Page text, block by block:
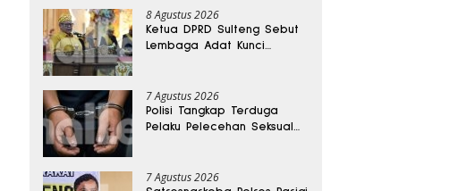
8 Agustus 2026
Ketua DPRD Sulteng Sebut
Lembaga Adat Kunci
7 Agustus 2026
Polisi Tangkap Terduga
Pelaku Pelecehan Seksual
7 Agustus 2026